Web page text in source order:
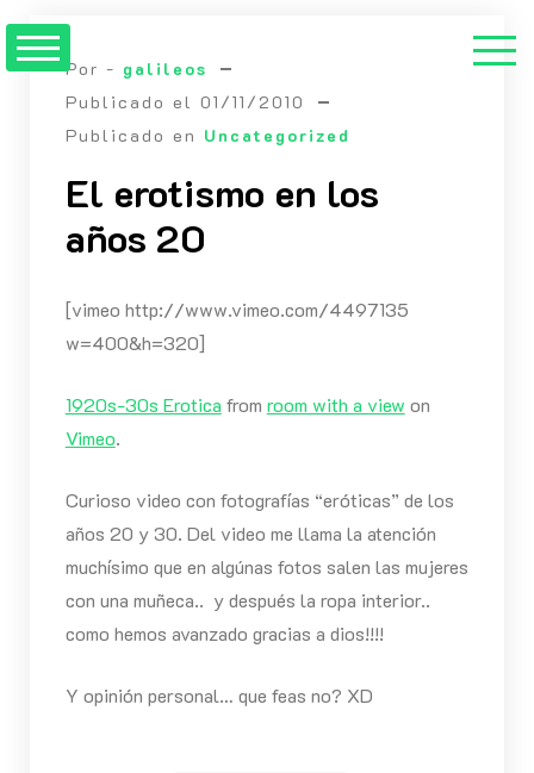
contenido
Por - galileos
Publicado el 01/11/2010
Publicado en Uncategorized
El erotismo en los
años 20
[vimeo http://www.vimeo.com/4497135
w=400&h=320]
1920s-30s Erotica from room with a view on
Vimeo.
Curioso video con fotografías “eróticas” de los
años 20 y 30. Del video me llama la atención
muchísimo que en algúnas fotos salen las mujeres
con una muñeca.. y después la ropa interior..
como hemos avanzado gracias a dios!!!!
Y opinión personal… que feas no? XD